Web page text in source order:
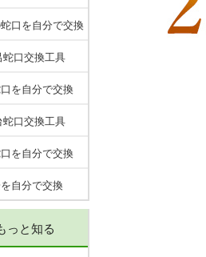
ファミー
フドウ常
プラネス
ベリスタ
松戸シテ
松戸東光
ミオカス
メゾン
口を自分で交換
蛇口交換工具
を自分で交換
蛇口交換工具
を自分で交換
自分で交換
っと知る